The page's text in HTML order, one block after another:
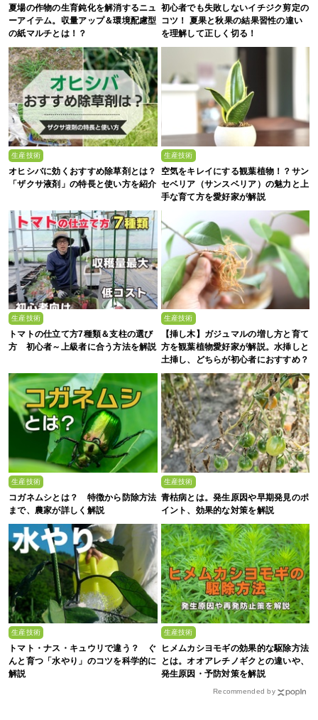
夏場の作物の生育鈍化を解消するニュ
ーアイテム。収量アップ＆環境配慮型
の紙マルチとは！？
初心者でも失敗しないイチジク剪定の
コツ！ 夏果と秋果の結果習性の違い
を理解して正しく切る！
生産技術
オヒシバに効くおすすめ除草剤とは？
「ザクサ液剤」の特長と使い方を紹介
生産技術
空気をキレイにする観葉植物！？サン
セベリア（サンスベリア）の魅力と上
手な育て方を愛好家が解説
生産技術
トマトの仕立て方7種類＆支柱の選び
方 初心者～上級者に合う方法を解説
生産技術
【挿し木】ガジュマルの増し方と育て
方を観葉植物愛好家が解説。水挿しと
土挿し、どちらが初心者におすすめ？
生産技術
コガネムシとは？ 特徴から防除方法
まで、農家が詳しく解説
生産技術
青枯病とは。発生原因や早期発見のポ
イント、効果的な対策を解説
生産技術
トマト・ナス・キュウリで違う？ ぐ
んと育つ「水やり」のコツを科学的に
解説
生産技術
ヒメムカシヨモギの効果的な駆除方法
とは。オオアレチノギクとの違いや、
発生原因・予防対策を解説
Recommended by